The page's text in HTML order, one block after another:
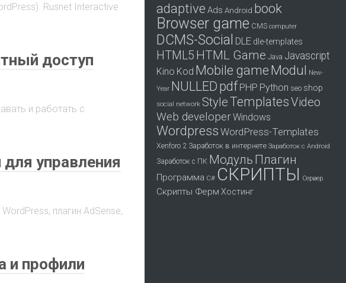
Rusnet Interactive
доступ
и работать с
управления
плагин AdSense,
и профили
adaptive Ads Android book
Browser game CMS computer
DCMS-Social DLE dle-templates
HTML5 HTML Game Java Javascript
Kino Kod Mobile gameModul New-
Year NULLED pdf PHP Python seo shop
social network StyleTemplatesVideo
Web developerWindows
Wordpress WordPress-Templates
Xenforo 2 Заработок в интернете Заработок с Android
Заработок с ПК Модуль Плагин
Программа С# СКРИПТЫ Сервер
Скрипты Ферм Хостинг